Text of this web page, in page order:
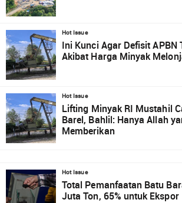
Hot Issue
Ini Kunci Agar Defisit APBN
Akibat Harga Minyak
Hot Issue
Lifting Minyak RI Mustahil
Barel, Bahlil: Hanya Allah
Memberikan
Hot Issue
Total Pemanfaatan Batu
Juta Ton, 65% untuk Ekspor